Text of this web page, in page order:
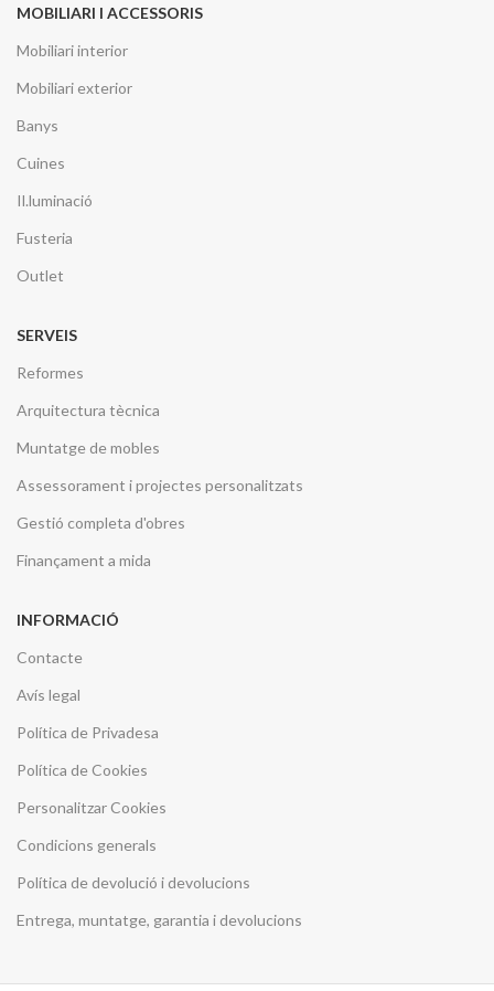
MOBILIARI I ACCESSORIS
Mobiliari interior
Mobiliari exterior
Banys
Cuines
Il.luminació
Fusteria
Outlet
SERVEIS
Reformes
Arquitectura tècnica
Muntatge de mobles
Assessorament i projectes personalitzats
Gestió completa d'obres
Finançament a mida
INFORMACIÓ
Contacte
Avís legal
Política de Privadesa
Política de Cookies
Personalitzar Cookies
Condicions generals
Política de devolució i devolucions
Entrega, muntatge, garantia i devolucions